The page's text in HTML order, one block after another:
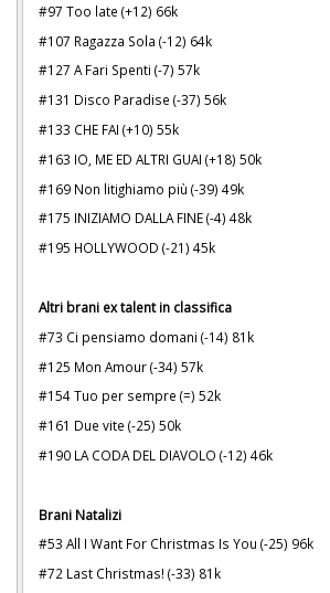
#97 Too late (+12) 66k
#107 Ragazza Sola (-12) 64k
#127 A Fari Spenti (-7) 57k
#131 Disco Paradise (-37) 56k
#133 CHE FAI (+10) 55k
#163 IO, ME ED ALTRI GUAI (+18) 50k
#169 Non litighiamo più (-39) 49k
#175 INIZIAMO DALLA FINE (-4) 48k
#195 HOLLYWOOD (-21) 45k
Altri brani ex talent in classifica
#73 Ci pensiamo domani (-14) 81k
#125 Mon Amour (-34) 57k
#154 Tuo per sempre (=) 52k
#161 Due vite (-25) 50k
#190 LA CODA DEL DIAVOLO (-12) 46k
Brani Natalizi
#53 All I Want For Christmas Is You (-25) 96k
#72 Last Christmas! (-33) 81k